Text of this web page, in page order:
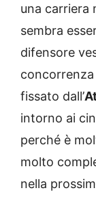
una carriera
sembra
difensore
fissato dall’
intorno ai
perché è
molto
nella